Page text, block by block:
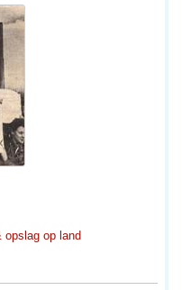
opslag op land